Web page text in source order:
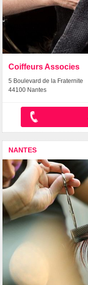
Coiffeurs Associes
5 Boulevard de la Fraternite
44100 Nantes
NANTES